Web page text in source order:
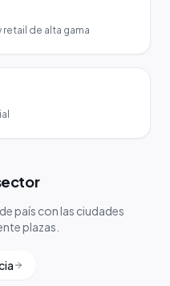
retail de alta gama
país con las ciudades
plazas.